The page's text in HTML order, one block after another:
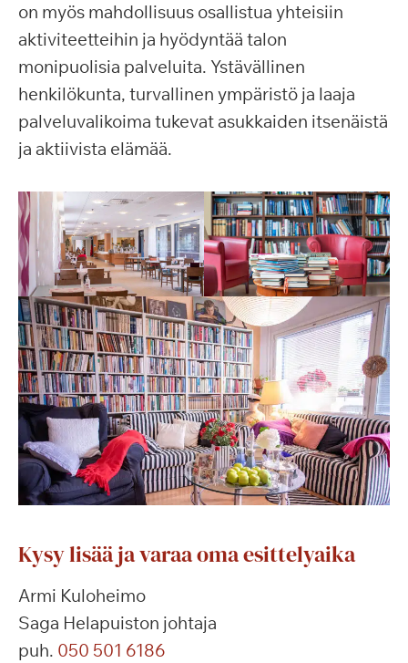
on myös mahdollisuus osallistua yhteisiin
aktiviteetteihin ja hyödyntää talon
monipuolisia palveluita. Ystävällinen
henkilökunta, turvallinen ympäristö ja laaja
palveluvalikoima tukevat asukkaiden itsenäistä
ja aktiivista elämää.
Kysy lisää ja varaa oma esittelyaika
Armi Kuloheimo
Saga Helapuiston johtaja
puh. 050 501 6186